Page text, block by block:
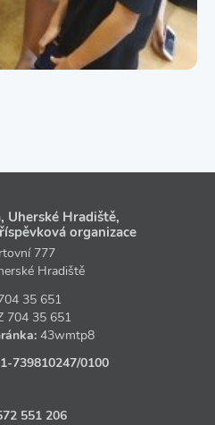
Uherské Hradiště,
organizace
777
Hradiště
35 651
704 35 651
43wmtp8
/0100
551 206